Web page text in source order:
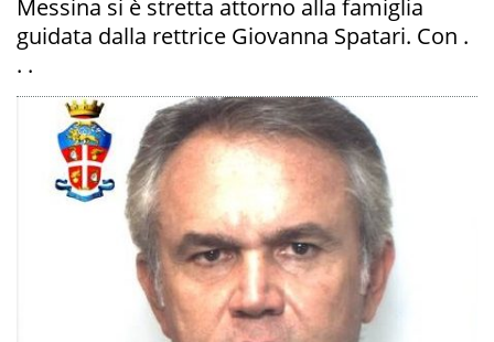
Messina si è stretta attorno alla famiglia
guidata dalla rettrice Giovanna Spatari. Con .
. .